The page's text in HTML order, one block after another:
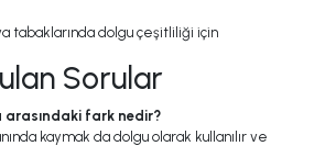
tabaklarında dolgu çeşitliliği için
Sorular
fark nedir?
kaymak da dolgu olarak kullanılır ve